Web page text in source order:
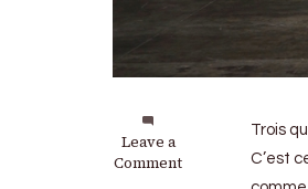
Leave a
Comment
on
RAM
Trois
C’est